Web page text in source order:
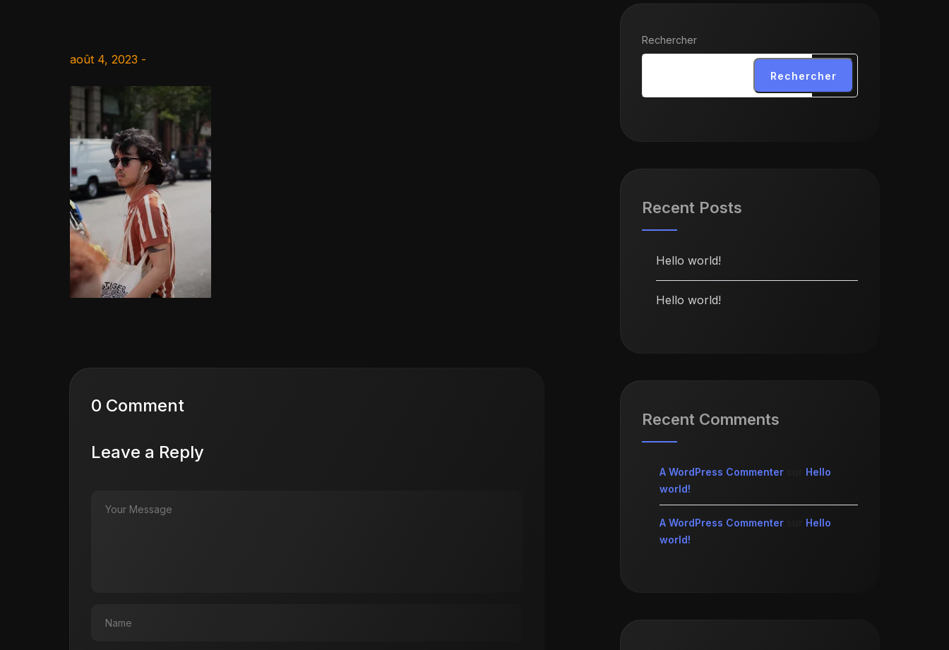
août 4, 2023 -
0 Comment
Leave a Reply
Rechercher
Rechercher
Recent Posts
Hello world!
Hello world!
Recent Comments
A WordPress Commenter
Hello
world!
A WordPress Commenter
Hello
world!